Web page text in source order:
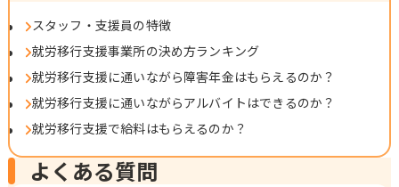
スタッフ・支援員の特徴
就労移行支援事業所の決め方ランキング
就労移行支援に通いながら障害年金はもらえるのか？
就労移行支援に通いながらアルバイトはできるのか？
就労移行支援で給料はもらえるのか？
よくある質問